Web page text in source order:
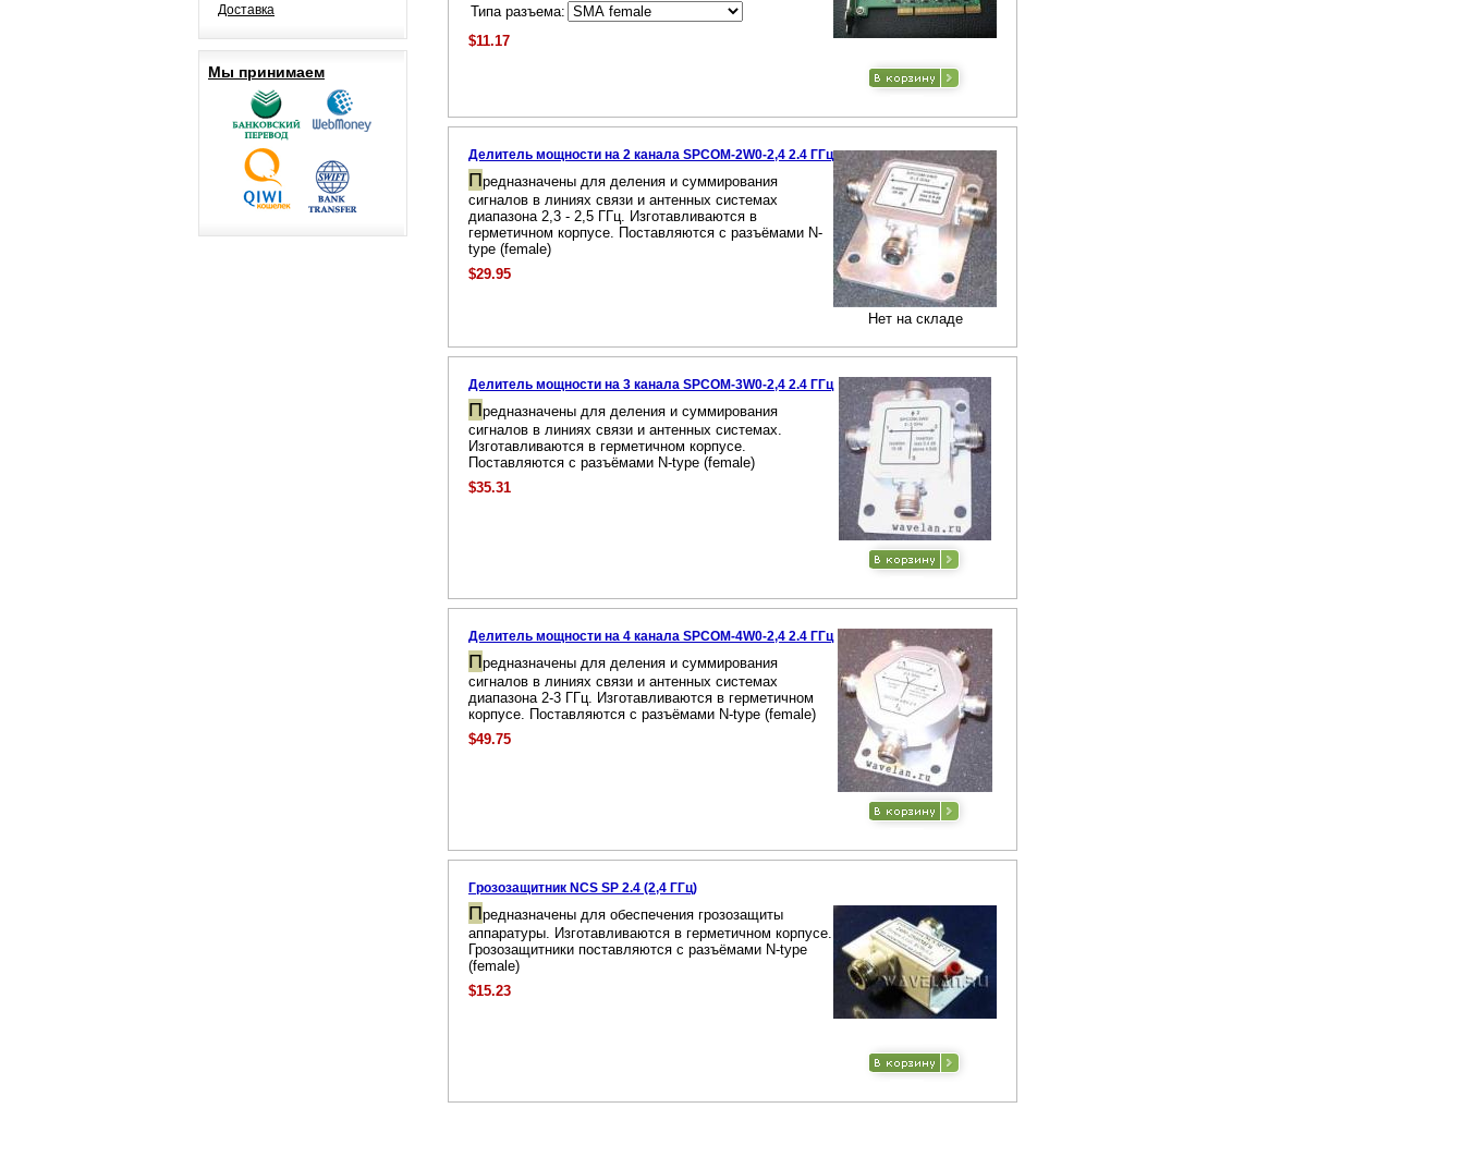
Доставка
Мы принимаем
Типа разъема:
$11.17
Нет на складе
Делитель мощности на 2 канала SPCOM-2W0-2,4 2.4 ГГц
Предназначены для деления и суммирования
сигналов в линиях связи и антенных системах
диапазона 2,3 - 2,5 ГГц. Изготавливаются в
герметичном корпусе. Поставляются с разъёмами N-
type (female)
$29.95
Делитель мощности на 3 канала SPCOM-3W0-2,4 2.4 ГГц
Предназначены для деления и суммирования
сигналов в линиях связи и антенных системах.
Изготавливаются в герметичном корпусе.
Поставляются с разъёмами N-type (female)
$35.31
Делитель мощности на 4 канала SPCOM-4W0-2,4 2.4 ГГц
Предназначены для деления и суммирования
сигналов в линиях связи и антенных системах
диапазона 2-3 ГГц. Изготавливаются в герметичном
корпусе. Поставляются с разъёмами N-type (female)
$49.75
Грозозащитник NCS SP 2.4 (2,4 ГГц)
Предназначены для обеспечения грозозащиты
аппаратуры. Изготавливаются в герметичном корпусе.
Грозозащитники поставляются с разъёмами N-type
(female)
$15.23